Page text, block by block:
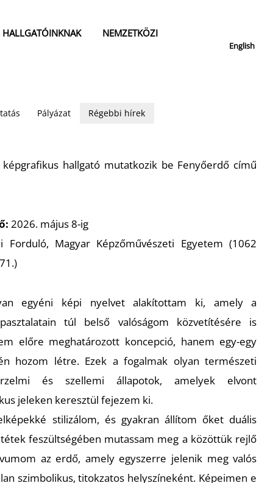
HALLGATÓINKNAK NEMZETKÖZI
English
Pályázat Régebbi hírek
képgrafikus hallgató mutatkozik be Fenyőerdő című
2026. május 8-ig
Magyar Képzőművészeti Egyetem (1062
egyéni képi nyelvet alakítottam ki, amely a
túl belső valóságom közvetítésére is
előre meghatározott koncepció, hanem egy-egy
hozom létre. Ezek a fogalmak olyan természeti
és szellemi állapotok, amelyek elvont
jeleken keresztül fejezem ki.
stilizálom, és gyakran állítom őket duális
feszültségében mutassam meg a közöttük rejlő
az erdő, amely egyszerre jelenik meg valós
szimbolikus, titokzatos helyszíneként. Képeimen e